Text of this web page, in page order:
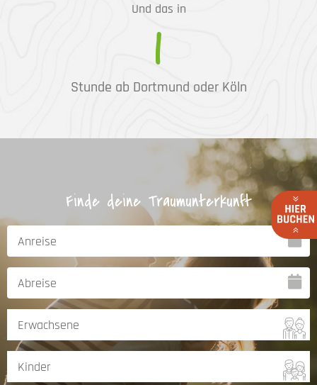
Und das in
1
Stunde ab Dortmund oder Köln
Finde deine Traumunterkunft